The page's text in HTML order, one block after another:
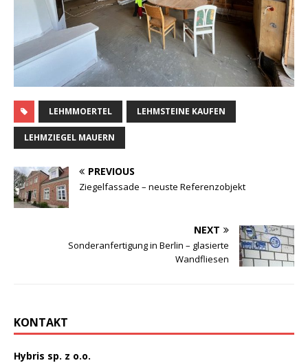
LEHMMOERTEL LEHMSTEINE KAUFEN
LEHMZIEGEL MAUERN
PREVIOUS
Ziegelfassade – neuste Referenzobjekt
NEXT
Sonderanfertigung in Berlin – glasierte
Wandfliesen
KONTAKT
Hybris sp. z o.o.